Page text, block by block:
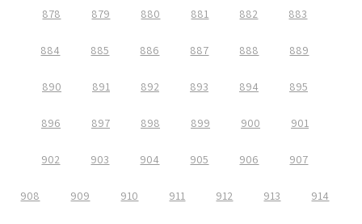
878 879 880 881 882 883
884 885 886 887 888 889
890 891 892 893 894 895
896 897 898 899 900 901
902 903 904 905 906 907
908 909 910 911 912 913 914